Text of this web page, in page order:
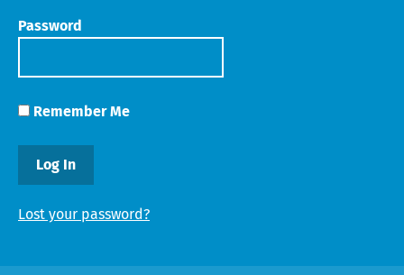
Password
Remember Me
Lost your password?